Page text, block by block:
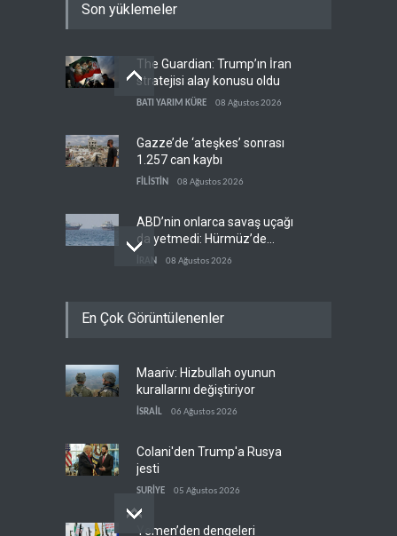
Son yüklemeler
The Guardian: Trump’ın İran
stratejisi alay konusu oldu
BATI YARIM KÜRE 08 Ağustos 2026
Gazze’de ‘ateşkes’ sonrası
1.257 can kaybı
FİLİSTİN 08 Ağustos 2026
ABD’nin onlarca savaş uçağı
da yetmedi: Hürmüz’de
gemi vuruldu
İRAN 08 Ağustos 2026
'Arap projesi' uyarısı
Mossad’ın İran'a karşı Kürt
planı neden çöktü?
08 Ağustos 2026
En Çok Görüntülenenler
Maariv: Hizbullah oyunun
kurallarını değiştiriyor
İSRAİL 06 Ağustos 2026
Colani'den Trump'a Rusya
jesti
SURİYE 05 Ağustos 2026
Yemen’den dengeleri